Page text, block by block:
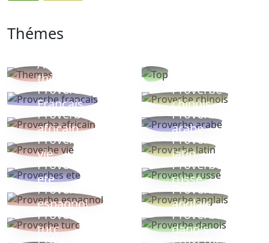
Thémes
Autres
thèmes
Proverbe
Français
Proverbe
chinois
Proverbe
africain
Proverbe
arabe
Proverbe
vie
Proverbe
latin
Proverbes
ete
Proverbe
russe
Proverbe
espagnol
Proverbe
anglais
Proverbe
turc
Proverbe
danois
Proverbe
Proverbes